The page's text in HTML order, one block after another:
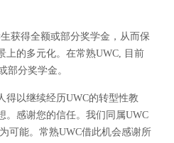
获得全额或部分奖学金，从而保
上的多元化。在常熟UWC, 目前
部分奖学金。
得以继续经历UWC的转型性教
。感谢您的信任。我们同属UWC
可能。常熟UWC借此机会感谢所